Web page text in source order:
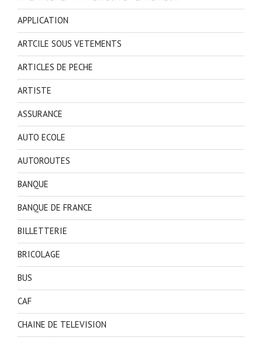
APPLICATION
ARTCILE SOUS VETEMENTS
ARTICLES DE PECHE
ARTISTE
ASSURANCE
AUTO ECOLE
AUTOROUTES
BANQUE
BANQUE DE FRANCE
BILLETTERIE
BRICOLAGE
BUS
CAF
CHAINE DE TELEVISION